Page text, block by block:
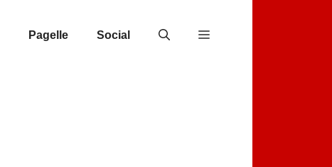
Pagelle Social